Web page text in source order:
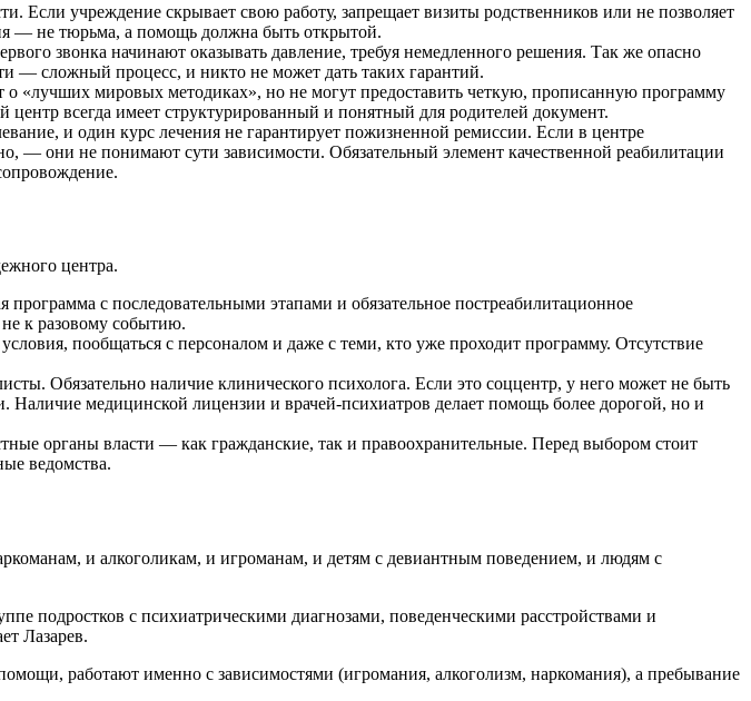
Если учреждение скрывает свою работу, запрещает визиты родственников или не позволяет
— не тюрьма, а помощь должна быть открытой.
звонка начинают оказывать давление, требуя немедленного решения. Так же опасно
— сложный процесс, и никто не может дать таких гарантий.
о «лучших мировых методиках», но не могут предоставить четкую, прописанную программу
всегда имеет структурированный и понятный для родителей документ.
и один курс лечения не гарантирует пожизненной ремиссии. Если в центре
— они не понимают сути зависимости. Обязательный элемент качественной реабилитации
центра.
с последовательными этапами и обязательное постреабилитационное
к разовому событию.
пообщаться с персоналом и даже с теми, кто уже проходит программу. Отсутствие
Обязательно наличие клинического психолога. Если это соццентр, у него может не быть
медицинской лицензии и врачей-психиатров делает помощь более дорогой, но и
органы власти — как гражданские, так и правоохранительные. Перед выбором стоит
ведомства.
и алкоголикам, и игроманам, и детям с девиантным поведением, и людям с
подростков с психиатрическими диагнозами, поведенческими расстройствами и
Лазарев.
работают именно с зависимостями (игромания, алкоголизм, наркомания), а пребывание